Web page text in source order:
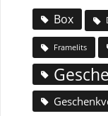
Box
Framelits